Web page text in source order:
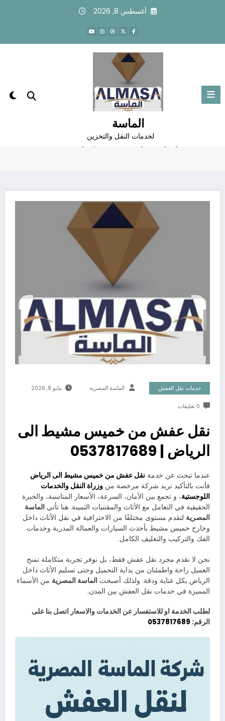
أغسطس 8, 2026
الماسة
لخدمات النقل والتخزين
نقل عفش من خميس مشيط الى الرياض
| 0537817689
الرئيسية
خدمات نقل العفش
نقل عفش من خميس مشيط الى الرياض | 0537817689
خدمات نقل العفش الماسة المصرية مايو 8, 2026
0 تعليقات
نقل عفش من خميس مشيط الى
الرياض | 0537817689
عندما تبحث عن خدمة نقل عفش من خميس مشيط الى الرياض
فأنت بالتأكيد تريد شركة مرخصة من وزراة النقل والخدمات
اللوجستية، و تجمع بين الأمان، السرعة، الأسعار المناسبة، والخبرة
الحقيقية في التعامل مع الأثاث والمقتنيات الثمينة. هنا تأتي الماسة
المصرية لتقدم مستوى مختلفًا من الاحترافية في نقل الأثاث داخل
وخارج خميس مشيط بأحدث السيارات والعمالة المدربة وخدمات
الفك والتركيب والتغليف الكامل.
نحن لا نقدم مجرد نقل عفش فقط، بل نوفر تجربة متكاملة تمنح
العميل راحة واطمئنان من بداية التحميل وحتى تسليم الأثاث داخل
الرياض بكل عناية ودقة. ولذلك أصبحت الماسة المصرية من الأسماء
المميزة في خدمات نقل العفش بين المدن.
لطلب الخدمة او للاستفسار عن الخدمات والاسعار اتصل بنا على
الرقم: 0537817689